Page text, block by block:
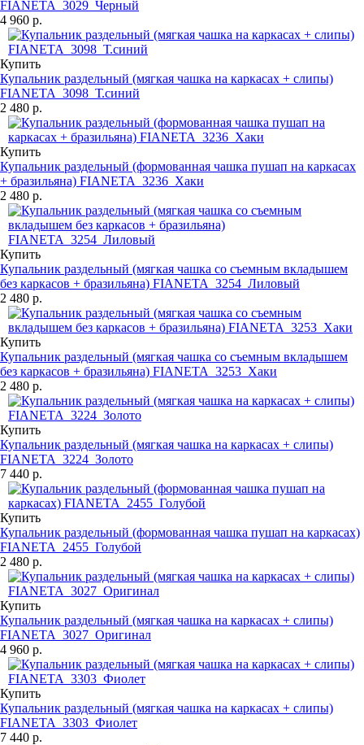
FIANETA_3029_Черный
4 960 р.
Купить
Купальник раздельный (мягкая чашка на каркасах + слипы)
FIANETA_3098_Т.синий
2 480 р.
Купить
Купальник раздельный (формованная чашка пушап на каркасах
+ бразильяна) FIANETA_3236_Хаки
2 480 р.
Купить
Купальник раздельный (мягкая чашка со съемным вкладышем
без каркасов + бразильяна) FIANETA_3254_Лиловый
2 480 р.
Купить
Купальник раздельный (мягкая чашка со съемным вкладышем
без каркасов + бразильяна) FIANETA_3253_Хаки
2 480 р.
Купить
Купальник раздельный (мягкая чашка на каркасах + слипы)
FIANETA_3224_Золото
7 440 р.
Купить
Купальник раздельный (формованная чашка пушап на каркасах)
FIANETA_2455_Голубой
2 480 р.
Купить
Купальник раздельный (мягкая чашка на каркасах + слипы)
FIANETA_3027_Оригинал
4 960 р.
Купить
Купальник раздельный (мягкая чашка на каркасах + слипы)
FIANETA_3303_Фиолет
7 440 р.